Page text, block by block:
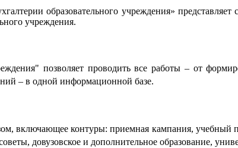
образовательного учреждения» представляет
учреждения.
позволяет проводить все работы – от
– в одной информационной базе.
включающее контуры: приемная кампания, учебный
довузовское и дополнительное образование,